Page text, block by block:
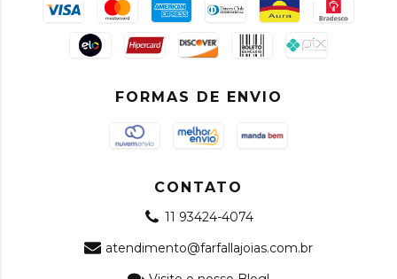
FORMAS DE ENVIO
CONTATO
11 93424-4074
atendimento@farfallajoias.com.br